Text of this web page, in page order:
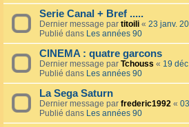
Serie Canal + Bref .....
Dernier message par titoili « 23 janv.
Publié dans Les années 90
CINEMA : quatre garcons
Dernier message par Tchouss « 19
Publié dans Les années 90
La Sega Saturn
Dernier message par frederic1992 «
Publié dans Les années 90